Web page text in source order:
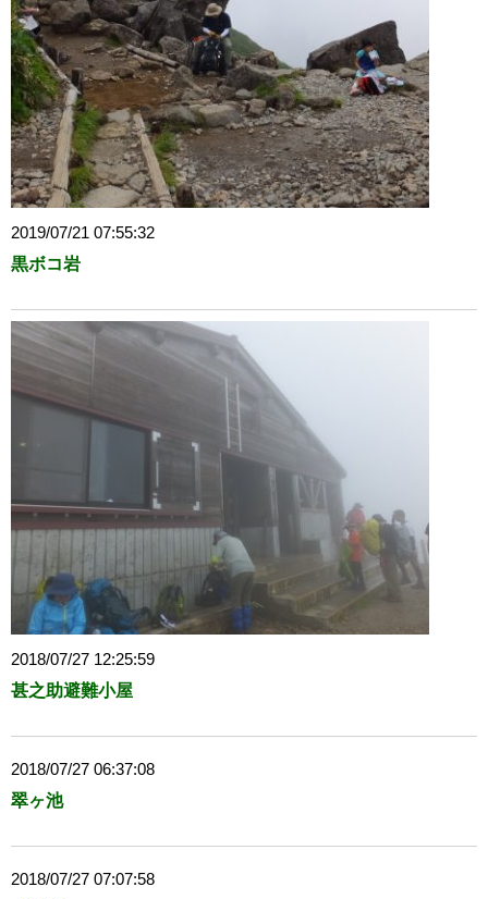
2019/07/21 07:55:32
黒ボコ岩
2018/07/27 12:25:59
甚之助避難小屋
2018/07/27 06:37:08
翠ヶ池
2018/07/27 07:07:58